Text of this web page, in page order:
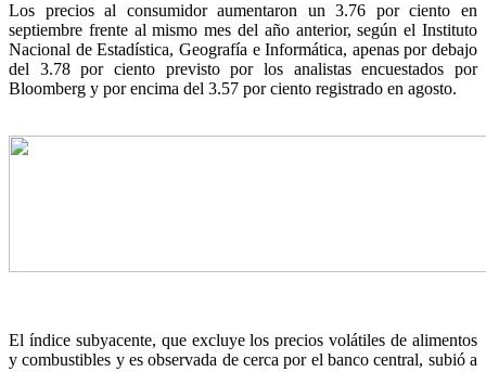
Los precios al consumidor aumentaron un 3.76 por ciento en
septiembre frente al mismo mes del año anterior, según el Instituto
Nacional de Estadística, Geografía e Informática, apenas por debajo
del 3.78 por ciento previsto por los analistas encuestados por
Bloomberg y por encima del 3.57 por ciento registrado en agosto.
El índice subyacente, que excluye los precios volátiles de alimentos
y combustibles y es observada de cerca por el banco central, subió a